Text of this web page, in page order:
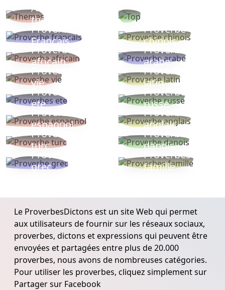
Autres
thèmes
Proverbe
Français
Proverbe
chinois
Proverbe
africain
Proverbe
arabe
Proverbe
vie
Proverbe
latin
Proverbes
ete
Proverbe
russe
Proverbe
espagnol
Proverbe
anglais
Proverbe
turc
Proverbe
danois
Proverbe
grec
Proverbes
famille
Le ProverbesDictons est un site Web qui permet
aux utilisateurs de fournir sur les réseaux sociaux,
proverbes, dictons et expressions qui peuvent être
envoyées et partagées entre plus de 20.000
proverbes, nous avons de nombreuses catégories.
Pour utiliser les proverbes, cliquez simplement sur
Partager sur Facebook